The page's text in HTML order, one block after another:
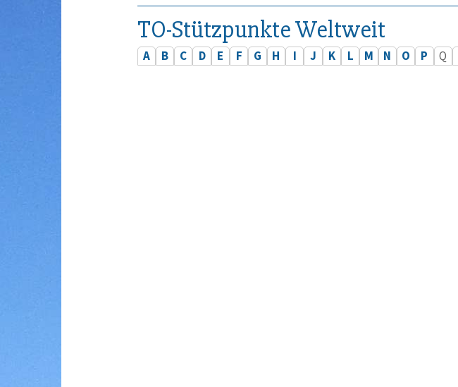
TO-Stützpunkte Weltweit
A B C D E F G H I J K L M N O P Q